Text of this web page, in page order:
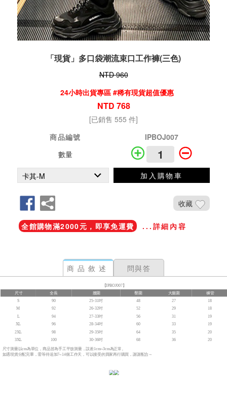
「現貨」多口袋潮流束口工作褲(三色)
NTD 960
24小時出貨專區 #稀有現貨超值優惠
NTD 768
[已銷售 555 件]
商品編號
IPBOJ007
數量
加入購物車
收藏
全館購物滿2000元，即享免運費 ...詳細內容
商品敘述 問與答